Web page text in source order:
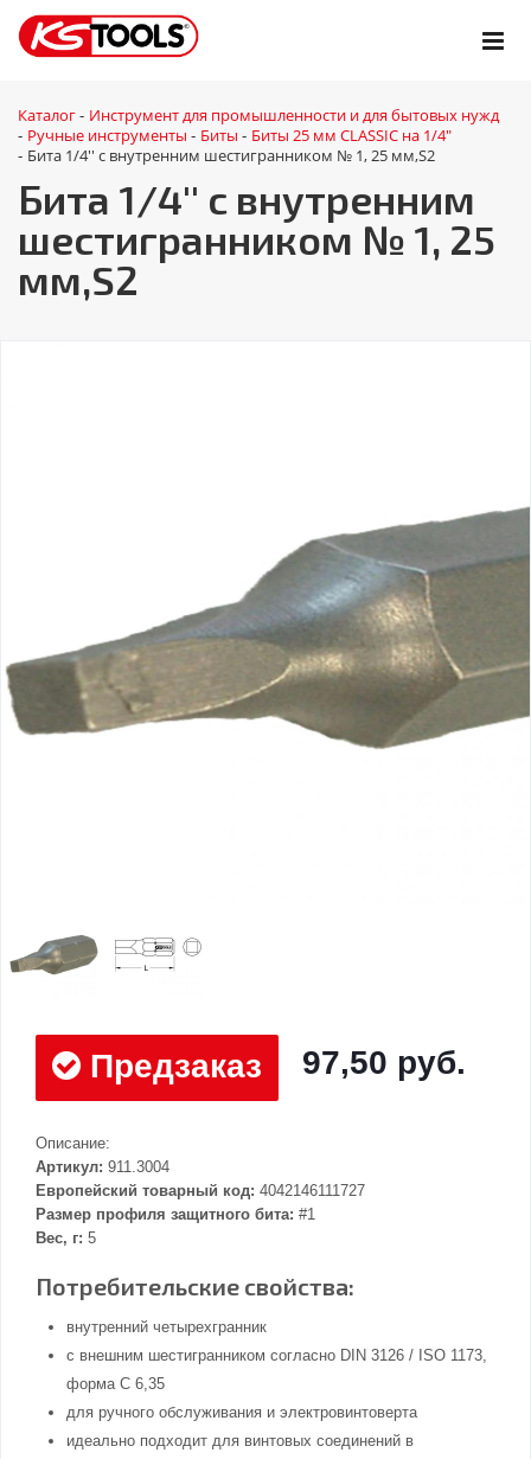
Каталог - Инструмент для промышленности и для бытовых нужд
- Ручные инструменты - Биты - Биты 25 мм CLASSIC на 1/4"
- Бита 1/4'' с внутренним шестигранником № 1, 25 мм,S2
Бита 1/4'' с внутренним
шестигранником № 1, 25
мм,S2
Предзаказ 97,50 руб.
Описание:
Артикул: 911.3004
Европейский товарный код: 4042146111727
Размер профиля защитного бита: #1
Вес, г: 5
Потребительские свойства:
внутренний четырехгранник
с внешним шестигранником согласно DIN 3126 / ISO 1173,
форма C 6,35
для ручного обслуживания и электровинтоверта
идеально подходит для винтовых соединений в